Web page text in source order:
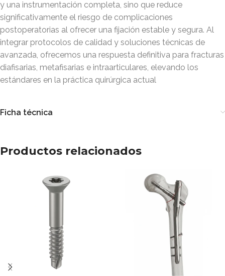
y una instrumentación completa, sino que reduce
significativamente el riesgo de complicaciones
postoperatorias al ofrecer una fijación estable y segura. Al
integrar protocolos de calidad y soluciones técnicas de
avanzada, ofrecemos una respuesta definitiva para fracturas
diafisarias, metafisarias e intraarticulares, elevando los
estándares en la práctica quirúrgica actual
Ficha técnica
Productos relacionados